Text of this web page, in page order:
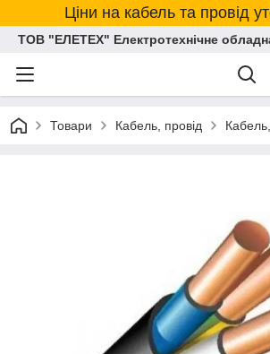
Ціни на кабель та провід
ТОВ "ЕЛЕТЕХ" Електротехнічне
Товари Кабель, провід